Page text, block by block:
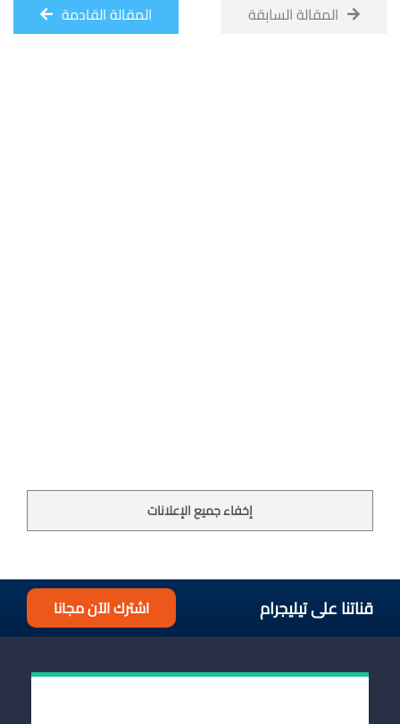
المقالة السابقة المقالة القادمة
إخفاء جميع الإعلانات
قناتنا على تيليجرام اشترك الآن مجانا